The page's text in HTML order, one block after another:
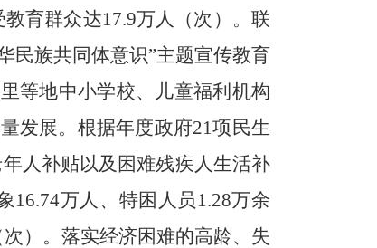
育群众达17.9万人（次）。联
民族共同体意识”主题宣传教育
等地中小学校、儿童福利机构
发展。 根据年度政府21项民生
人补贴以及困难残疾人生活补
16.74万人、特困人员 1.28万余
次）。落实经济困难的高龄、失